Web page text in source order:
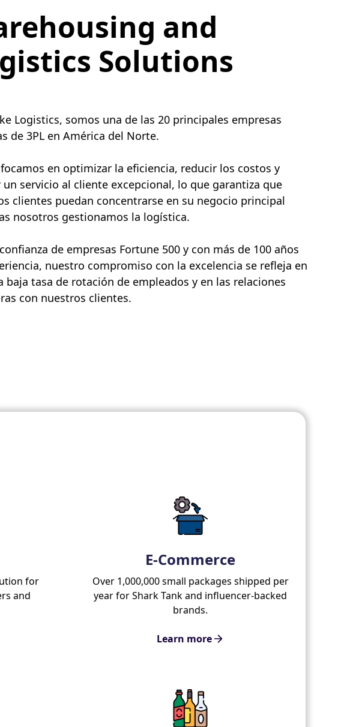
and
Solutions
Logistics, somos una de las 20 principales empresas
de 3PL en América del Norte.
en optimizar la eficiencia, reducir los costos y
un servicio al cliente excepcional, lo que garantiza que
clientes puedan concentrarse en su negocio principal
nosotros gestionamos la logística.
de empresas Fortune 500 y con más de 100 años
nuestro compromiso con la excelencia se refleja en
baja tasa de rotación de empleados y en las relaciones
con nuestros clientes.
for
and
E-Commerce
Over 1,000,000 small packages shipped per
year for Shark Tank and influencer-backed
brands.
Learn more